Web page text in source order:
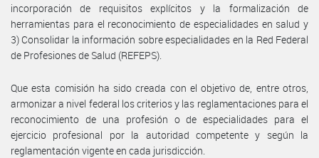
incorporación de requisitos explícitos y la formalización de
herramientas para el reconocimiento de especialidades en salud y
3) Consolidar la información sobre especialidades en la Red Federal
de Profesiones de Salud (REFEPS).
Que esta comisión ha sido creada con el objetivo de, entre otros,
armonizar a nivel federal los criterios y las reglamentaciones para el
reconocimiento de una profesión o de especialidades para el
ejercicio profesional por la autoridad competente y según la
reglamentación vigente en cada jurisdicción.